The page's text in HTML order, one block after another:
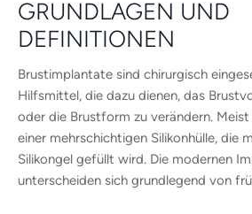
GRUNDLAGEN UND
DEFINITIONEN
Brustimplantate sind chirurgisch
Hilfsmittel, die dazu dienen, das
oder die Brustform zu verändern.
einer mehrschichtigen Silikonhülle, die
Silikongel gefüllt wird. Die modernen
unterscheiden sich grundlegend von